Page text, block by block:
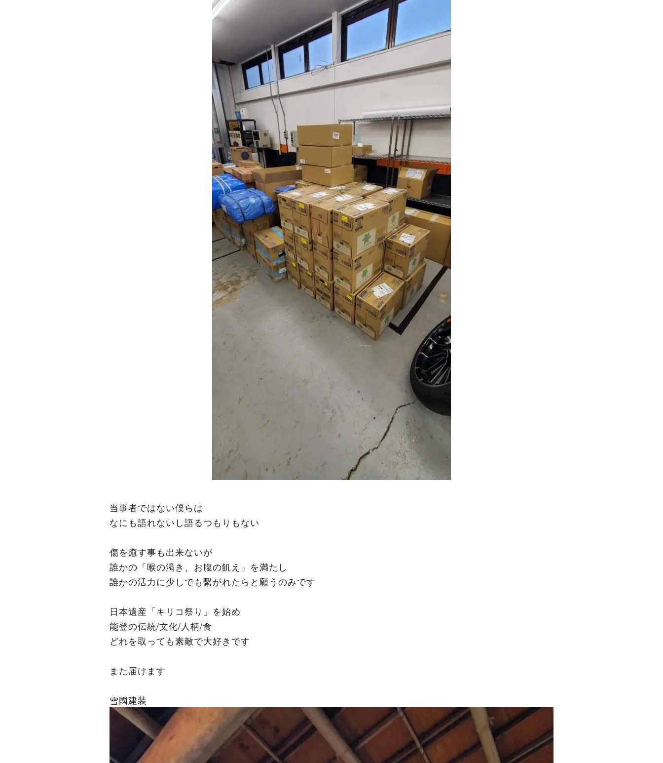
当事者ではない僕らは
なにも語れないし語るつもりもない
傷を癒す事も出来ないが
誰かの「喉の渇き、お腹の飢え」を満たし
誰かの活力に少しでも繋がれたらと願うのみです
日本遺産「キリコ祭り」を始め
能登の伝統/文化/人柄/食
どれを取っても素敵で大好きです
また届けます
雪國建装